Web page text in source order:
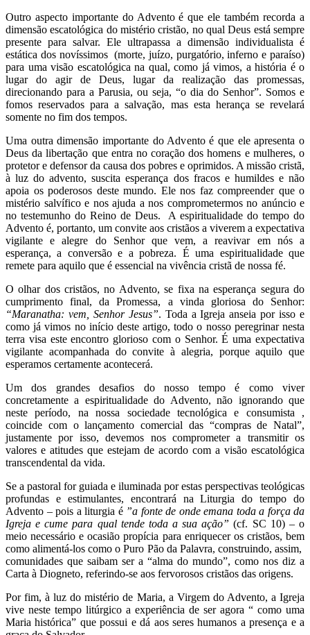
Outro aspecto importante do Advento é que ele também recorda a
dimensão escatológica do mistério cristão, no qual Deus está sempre
presente para salvar. Ele ultrapassa a dimensão individualista é
estática dos novíssimos (morte, juízo, purgatório, inferno e paraíso)
para uma visão escatológica na qual, como já vimos, a história é o
lugar do agir de Deus, lugar da realização das promessas,
direcionando para a Parusia, ou seja, “o dia do Senhor”. Somos e
fomos reservados para a salvação, mas esta herança se revelará
somente no fim dos tempos.
Uma outra dimensão importante do Advento é que ele apresenta o
Deus da libertação que entra no coração dos homens e mulheres, o
protetor e defensor da causa dos pobres e oprimidos. A missão cristã,
à luz do advento, suscita esperança dos fracos e humildes e não
apoia os poderosos deste mundo. Ele nos faz compreender que o
mistério salvífico e nos ajuda a nos comprometermos no anúncio e
no testemunho do Reino de Deus. A espiritualidade do tempo do
Advento é, portanto, um convite aos cristãos a viverem a expectativa
vigilante e alegre do Senhor que vem, a reavivar em nós a
esperança, a conversão e a pobreza. É uma espiritualidade que
remete para aquilo que é essencial na vivência cristã de nossa fé.
O olhar dos cristãos, no Advento, se fixa na esperança segura do
cumprimento final, da Promessa, a vinda gloriosa do Senhor:
“Maranatha: vem, Senhor Jesus”. Toda a Igreja anseia por isso e
como já vimos no início deste artigo, todo o nosso peregrinar nesta
terra visa este encontro glorioso com o Senhor. É uma expectativa
vigilante acompanhada do convite à alegria, porque aquilo que
esperamos certamente acontecerá.
Um dos grandes desafios do nosso tempo é como viver
concretamente a espiritualidade do Advento, não ignorando que
neste período, na nossa sociedade tecnológica e consumista ,
coincide com o lançamento comercial das “compras de Natal”,
justamente por isso, devemos nos comprometer a transmitir os
valores e atitudes que estejam de acordo com a visão escatológica
transcendental da vida.
Se a pastoral for guiada e iluminada por estas perspectivas teológicas
profundas e estimulantes, encontrará na Liturgia do tempo do
Advento – pois a liturgia é ”a fonte de onde emana toda a força da
Igreja e cume para qual tende toda a sua ação” (cf. SC 10) – o
meio necessário e ocasião propícia para enriquecer os cristãos, bem
como alimentá-los como o Puro Pão da Palavra, construindo, assim,
comunidades que saibam ser a “alma do mundo”, como nos diz a
Carta à Diogneto, referindo-se aos fervorosos cristãos das origens.
Por fim, à luz do mistério de Maria, a Virgem do Advento, a Igreja
vive neste tempo litúrgico a experiência de ser agora “ como uma
Maria histórica” que possui e dá aos seres humanos a presença e a